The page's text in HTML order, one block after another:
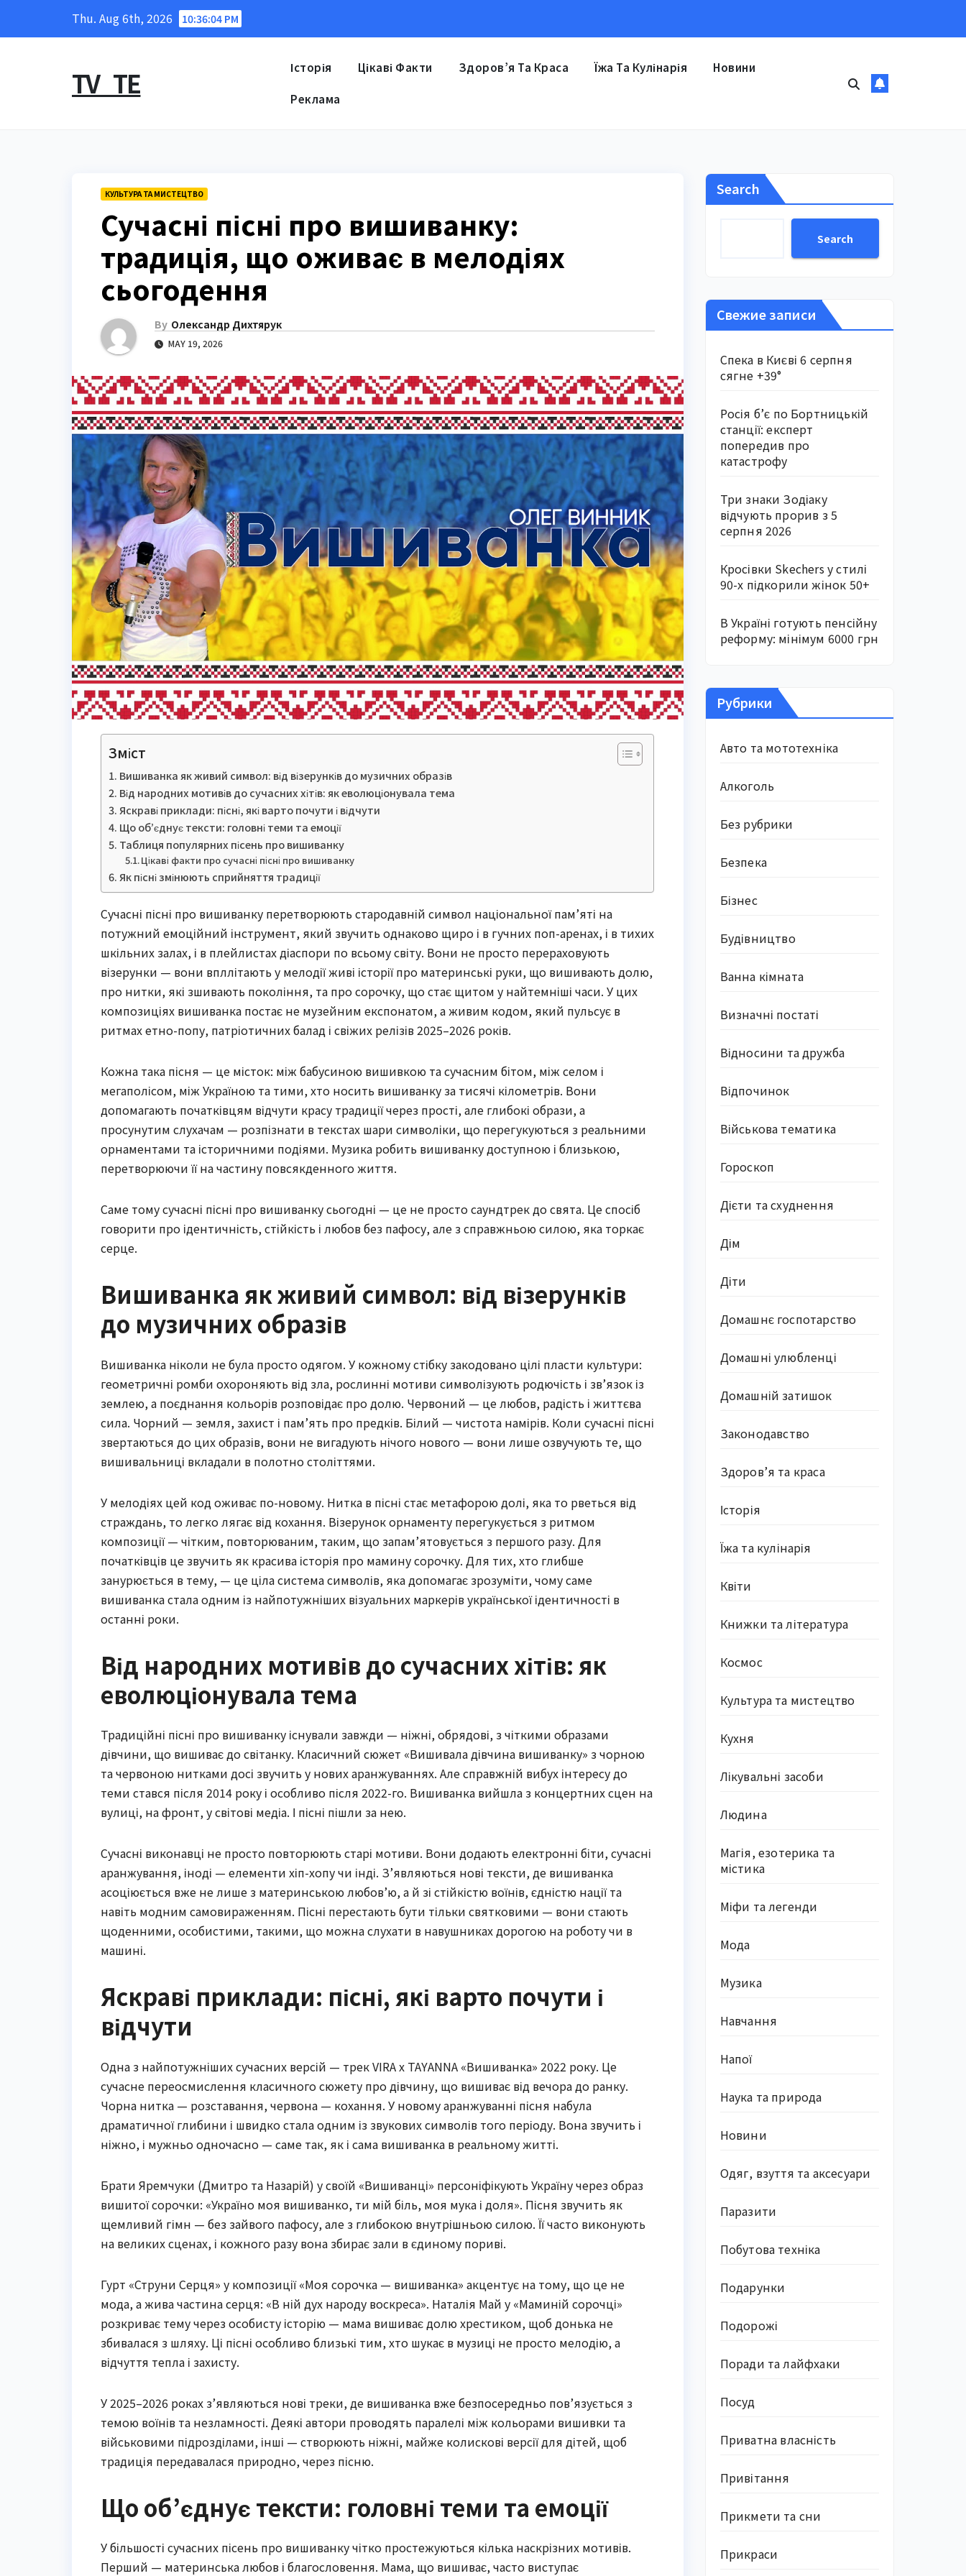
Thu. Aug 6th, 2026 10:36:05 PM
TV_TE Історія Цікаві Факти Здоров’я Та Краса Їжа Та Кулінарія Новини
Реклама
КУЛЬТУРА ТА МИСТЕЦТВО
Сучасні пісні про вишиванку:
традиція, що оживає в мелодіях
сьогодення
By Олександр Дихтярук
MAY 19, 2026
Зміст
Вишиванка як живий символ: від візерунків до музичних образів
Від народних мотивів до сучасних хітів: як еволюціонувала тема
Яскраві приклади: пісні, які варто почути і відчути
Що об’єднує тексти: головні теми та емоції
Таблиця популярних пісень про вишиванку
Цікаві факти про сучасні пісні про вишиванку
Як пісні змінюють сприйняття традиції
Сучасні пісні про вишиванку перетворюють стародавній символ національної пам’яті на
потужний емоційний інструмент, який звучить однаково щиро і в гучних поп-аренах, і в тихих
шкільних залах, і в плейлистах діаспори по всьому світу. Вони не просто перераховують
візерунки — вони впллітають у мелодії живі історії про материнські руки, що вишивають долю,
про нитки, які зшивають покоління, та про сорочку, що стає щитом у найтемніші часи. У цих
композиціях вишиванка постає не музейним експонатом, а живим кодом, який пульсує в
ритмах етно-попу, патріотичних балад і свіжих релізів 2025–2026 років.
Кожна така пісня — це місток: між бабусиною вишивкою та сучасним бітом, між селом і
мегаполісом, між Україною та тими, хто носить вишиванку за тисячі кілометрів. Вони
допомагають початківцям відчути красу традиції через прості, але глибокі образи, а
просунутим слухачам — розпізнати в текстах шари символіки, що перегукуються з реальними
орнаментами та історичними подіями. Музика робить вишиванку доступною і близькою,
перетворюючи її на частину повсякденного життя.
Саме тому сучасні пісні про вишиванку сьогодні — це не просто саундтрек до свята. Це спосіб
говорити про ідентичність, стійкість і любов без пафосу, але з справжньою силою, яка торкає
серце.
Вишиванка як живий символ: від візерунків
до музичних образів
Вишиванка ніколи не була просто одягом. У кожному стібку закодовано цілі пласти культури:
геометричні ромби охороняють від зла, рослинні мотиви символізують родючість і зв’язок із
землею, а поєднання кольорів розповідає про долю. Червоний — це любов, радість і життєва
сила. Чорний — земля, захист і пам’ять про предків. Білий — чистота намірів. Коли сучасні пісні
звертаються до цих образів, вони не вигадують нічого нового — вони лише озвучують те, що
вишивальниці вкладали в полотно століттями.
У мелодіях цей код оживає по-новому. Нитка в пісні стає метафорою долі, яка то рветься від
страждань, то легко лягає від кохання. Візерунок орнаменту перегукується з ритмом
композиції — чітким, повторюваним, таким, що запам’ятовується з першого разу. Для
початківців це звучить як красива історія про мамину сорочку. Для тих, хто глибше
занурюється в тему, — це ціла система символів, яка допомагає зрозуміти, чому саме
вишиванка стала одним із найпотужніших візуальних маркерів української ідентичності в
останні роки.
Від народних мотивів до сучасних хітів: як
еволюціонувала тема
Традиційні пісні про вишиванку існували завжди — ніжні, обрядові, з чіткими образами
дівчини, що вишиває до світанку. Класичний сюжет «Вишивала дівчина вишиванку» з чорною
та червоною нитками досі звучить у нових аранжуваннях. Але справжній вибух інтересу до
теми стався після 2014 року і особливо після 2022-го. Вишиванка вийшла з концертних сцен на
вулиці, на фронт, у світові медіа. І пісні пішли за нею.
Сучасні виконавці не просто повторюють старі мотиви. Вони додають електронні біти, сучасні
аранжування, іноді — елементи хіп-хопу чи інді. З’являються нові тексти, де вишиванка
асоціюється вже не лише з материнською любов’ю, а й зі стійкістю воїнів, єдністю нації та
навіть модним самовираженням. Пісні перестають бути тільки святковими — вони стають
щоденними, особистими, такими, що можна слухати в навушниках дорогою на роботу чи в
машині.
Яскраві приклади: пісні, які варто почути і
відчути
Одна з найпотужніших сучасних версій — трек VIRA x TAYANNA «Вишиванка» 2022 року. Це
сучасне переосмислення класичного сюжету про дівчину, що вишиває від вечора до ранку.
Чорна нитка — розставання, червона — кохання. У новому аранжуванні пісня набула
драматичної глибини і швидко стала одним із звукових символів того періоду. Вона звучить і
ніжно, і мужньо одночасно — саме так, як і сама вишиванка в реальному житті.
Брати Яремчуки (Дмитро та Назарій) у своїй «Вишиванці» персоніфікують Україну через образ
вишитої сорочки: «Україно моя вишиванко, ти мій біль, моя мука і доля». Пісня звучить як
щемливий гімн — без зайвого пафосу, але з глибокою внутрішньою силою. Її часто виконують
на великих сценах, і кожного разу вона збирає зали в єдиному пориві.
Гурт «Струни Серця» у композиції «Моя сорочка — вишиванка» акцентує на тому, що це не
мода, а жива частина серця: «В ній дух народу воскреса». Наталія Май у «Маминій сорочці»
розкриває тему через особисту історію — мама вишиває долю хрестиком, щоб донька не
збивалася з шляху. Ці пісні особливо близькі тим, хто шукає в музиці не просто мелодію, а
відчуття тепла і захисту.
У 2025–2026 роках з’являються нові треки, де вишиванка вже безпосередньо пов’язується з
темою воїнів та незламності. Деякі автори проводять паралелі між кольорами вишивки та
військовими підрозділами, інші — створюють ніжні, майже колискові версії для дітей, щоб
традиція передавалася природно, через пісню.
Що об’єднує тексти: головні теми та емоції
У більшості сучасних пісень про вишиванку чітко простежуються кілька наскрізних мотивів.
Перший — материнська любов і благословення. Мама, що вишиває, часто виступає
Search
Search
Свежие записи
Спека в Києві 6 серпня
сягне +39°
Росія б’є по Бортницькій
станції: експерт
попередив про
катастрофу
Три знаки Зодіаку
відчують прорив з 5
серпня 2026
Кросівки Skechers у стилі
90-х підкорили жінок 50+
В Україні готують пенсійну
реформу: мінімум 6000 грн
Рубрики
Авто та мототехніка
Алкоголь
Без рубрики
Безпека
Бізнес
Будівництво
Ванна кімната
Визначні постаті
Відносини та дружба
Відпочинок
Військова тематика
Гороскоп
Дієти та схуднення
Дім
Діти
Домашнє госпотарство
Домашні улюбленці
Домашній затишок
Законодавство
Здоров’я та краса
Історія
Їжа та кулінарія
Квіти
Книжки та література
Космос
Культура та мистецтво
Кухня
Лікувальні засоби
Людина
Магія, езотерика та
містика
Міфи та легенди
Мода
Музика
Навчання
Напої
Наука та природа
Новини
Одяг, взуття та аксесуари
Паразити
Побутова техніка
Подарунки
Подорожі
Поради та лайфхаки
Посуд
Приватна власність
Привітання
Прикмети та сни
Прикраси